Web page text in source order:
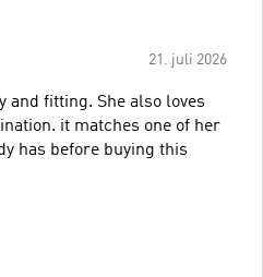
21. juli 2026
and fitting. She also loves
it matches one of her
has before buying this